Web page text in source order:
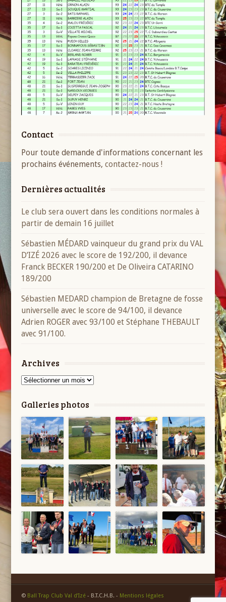
Contact
Pour toute demande d'informations concernant les
prochains événements,contactez-nous !
Dernières actualités
Le club sera ouvert dans les conditions normales à
partir de demain 16 juillet
Sébastien MÉDARD vainqueur du grand prix du VAL
D’IZÉ 2026 avec le score de 192/200, il devance
Franck BECKER 190/200 et De Oliveira CATARINO
189/200
Sébastien MEDARD champion de Bretagne de fosse
universelle avec le score de 94/100, il devance
Adrien ROGER avec 93/100 et Stéphane THEBAULT
avec 91/100.
Archives
Archives
Galleries photos
© Ball Trap Club Val d’Izé - B.T.C.H.B. - Mentions légales